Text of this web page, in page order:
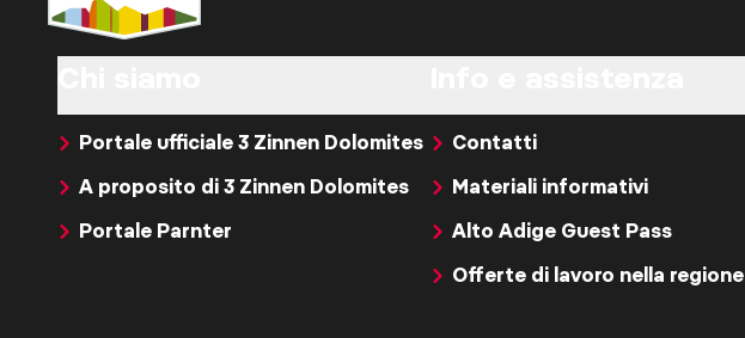
Portale ufficiale 3 Zinnen Dolomites
A proposito di 3 Zinnen Dolomites
Portale Parnter
Contatti
Materiali informativi
Alto Adige Guest Pass
Offerte di lavoro nella regione